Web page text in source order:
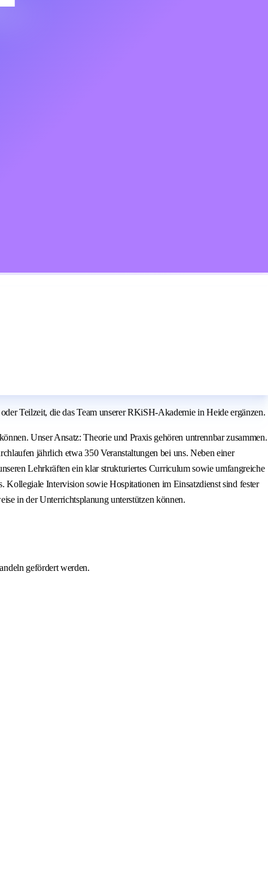
Teilzeit, die das Team unserer RKiSH-Akademie in Heide ergänzen.
Unser Ansatz: Theorie und Praxis gehören untrennbar zusammen.
jährlich etwa 350 Veranstaltungen bei uns. Neben einer
Lehrkräften ein klar strukturiertes Curriculum sowie umfangreiche
Intervision sowie Hospitationen im Einsatzdienst sind fester
in der Unterrichtsplanung unterstützen können.
gefördert werden.